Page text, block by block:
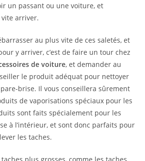
un passant ou une voiture, et
vite arriver.
au plus vite de ces saletés, et
y arriver, c’est de faire un tour chez
de voiture, et demander au
le produit adéquat pour nettoyer
brise. Il vous conseillera sûrement
de vaporisations spéciaux pour les
sont faits spécialement pour les
à l’intérieur, et sont donc parfaits pour
les taches.
plus grosses, comme les taches